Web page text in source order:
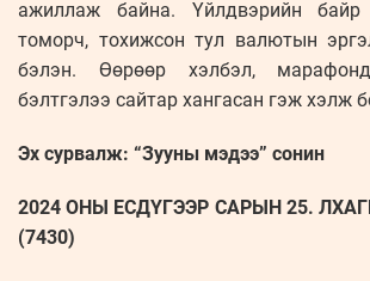
ажиллаж байна. Үйлдвэрийн
томорч, тохижсон тул валютын
бэлэн. Өөрөөр хэлбэл,
бэлтгэлээ сайтар хангасан гэж хэлж
Эх сурвалж: “Зууны мэдээ” сонин
2024 ОНЫ ЕСДҮГЭЭР САРЫН 25.
(7430)